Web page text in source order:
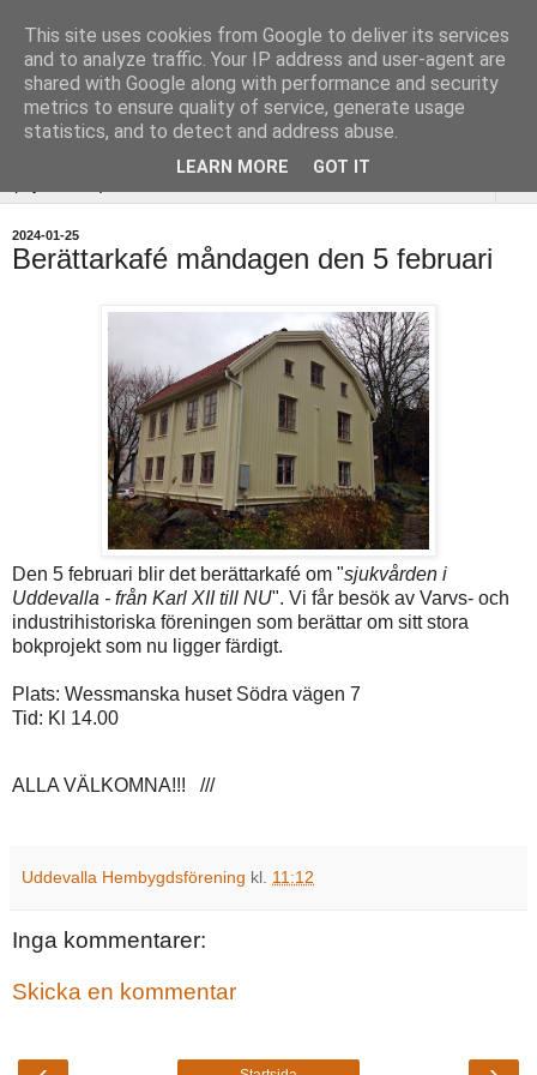
Uddevalla
Hembygdsförening
2024-01-25
Berättarkafé måndagen den 5 februari
Den 5 februari blir det berättarkafé om "sjukvården i
Uddevalla - från Karl XII till NU". Vi får besök av Varvs- och
industrihistoriska föreningen som berättar om sitt stora
bokprojekt som nu ligger färdigt.
Plats: Wessmanska huset Södra vägen 7
Tid: Kl 14.00
ALLA VÄLKOMNA!!! ///
Uddevalla Hembygdsförening kl. 11:12
Inga kommentarer:
Skicka en kommentar
This site uses cookies from Google to deliver its services
and to analyze traffic. Your IP address and user-agent are
shared with Google along with performance and security
metrics to ensure quality of service, generate usage
statistics, and to detect and address abuse.
LEARN MORE GOT IT